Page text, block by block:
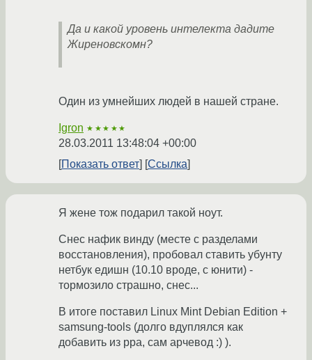
Да и какой уровень интелекта дадите
Жиреновскомн?
Один из умнейших людей в нашей стране.
Igron ★★★★★
28.03.2011 13:48:04 +00:00
Показать ответ
Ссылка
Я жене тож подарил такой ноут.
Снес нафик винду (месте с разделами
восстановления), пробовал ставить убунту
нетбук едишн (10.10 вроде, с юнити) -
тормозило страшно, снес...
В итоге поставил Linux Mint Debian Edition +
samsung-tools (долго вдуплялся как
добавить из ppa, сам арчевод :) ).